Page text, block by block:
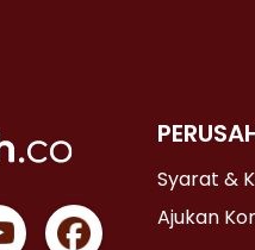
Syarat &
Ajukan